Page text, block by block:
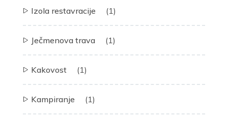
Izola restavracije (1)
Ječmenova trava (1)
Kakovost (1)
Kampiranje (1)